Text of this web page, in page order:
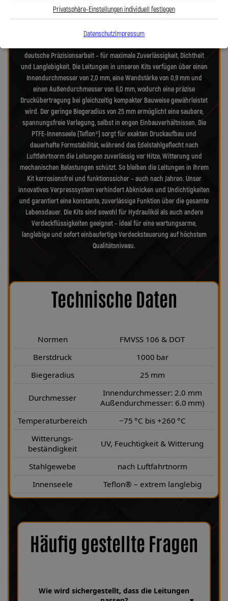
Unsere Stahlflex-Verdeckleitungs-Kits für Opel Astra Astra-G (T98C)
Astra Cabrio 1.6 Twinport wurden speziell für die hohen Anforderungen
moderner- und alter-Verdecksysteme entwickelt. Jedes Kit vereint
deutsche Präzisionsarbeit – für maximale Zuverlässigkeit, Dichtheit
und Langlebigkeit. Die Leitungen in unseren Kits verfügen über einen
Innendurchmesser von 2,0 mm, eine Wandstärke von 0,9 mm und
einen Außendurchmesser von 6,0 mm, wodurch eine präzise
Druckübertragung bei gleichzeitig kompakter Bauweise gewährleistet
wird. Der geringe Biegeradius von 25 mm ermöglicht eine saubere,
spannungsfreie Verlegung, selbst in engen Einbauverhältnissen. Die
PTFE-Innenseele (Teflon®) sorgt für exakten Druckaufbau und
dauerhafte Formstabilität, während das Edelstahlgeflecht nach
Luftfahrtnorm die Leitungen zuverlässig vor Hitze, Witterung und
mechanischen Belastungen schützt. So bleiben die Leitungen in Ihrem
Kit korrosionsfrei und funktionssicher – auch nach Jahren. Unser
innovatives Verpresssystem verhindert Abknicken und Undichtigkeiten
und garantiert eine konstante, zuverlässige Funktion über die gesamte
Lebensdauer. Die Kits sind sowohl für Hydrauliköl als auch andere
Verdeckflüssigkeiten geeignet – ideal für eine wartungsarme,
langlebige und sofort einbaufertige Verdecksteuerung auf höchstem
Qualitätsniveau.
Technische Daten
Normen
FMVSS 106 & DOT
Berstdruck
1000 bar
Biegeradius
25 mm
Durchmesser
Innendurchmesser: 2.0 mm
Außendurchmesser: 6.0 mm)
Temperaturbereich
−75 °C bis +260 °C
Witterungs-
beständigkeit
UV, Feuchtigkeit & Witterung
Stahlgewebe
nach Luftfahrtnorm
Innenseele
Teflon® – extrem langlebig
Häufig gestellte Fragen
Wie wird sichergestellt, dass die Leitungen
Privatsphäre-Einstellungen individuell festlegen
DatenschutzImpressum